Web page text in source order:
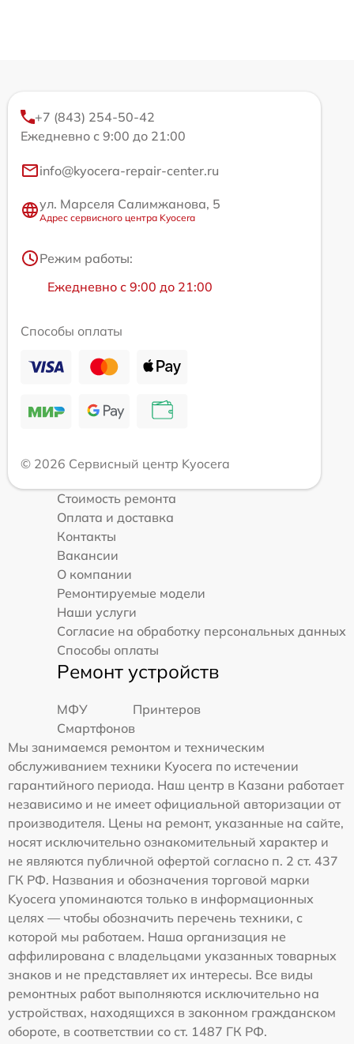
+7 (843) 254-50-42
Ежедневно с 9:00 до 21:00
info@kyocera-repair-center.ru
ул. Марселя Салимжанова, 5
Адрес сервисного центра Kyocera
Режим работы:
Ежедневно с 9:00 до 21:00
Способы оплаты
© 2026 Сервисный центр Kyocera
Стоимость ремонта
Оплата и доставка
Контакты
Вакансии
О компании
Ремонтируемые модели
Наши услуги
Согласие на обработку персональных данных
Способы оплаты
Ремонт устройств
МФУ
Принтеров
Смартфонов
Мы занимаемся ремонтом и техническим
обслуживанием техники Kyocera по истечении
гарантийного периода. Наш центр в Казани работает
независимо и не имеет официальной авторизации от
производителя. Цены на ремонт, указанные на сайте,
носят исключительно ознакомительный характер и
не являются публичной офертой согласно п. 2 ст. 437
ГК РФ. Названия и обозначения торговой марки
Kyocera упоминаются только в информационных
целях — чтобы обозначить перечень техники, с
которой мы работаем. Наша организация не
аффилирована с владельцами указанных товарных
знаков и не представляет их интересы. Все виды
ремонтных работ выполняются исключительно на
устройствах, находящихся в законном гражданском
обороте, в соответствии со ст. 1487 ГК РФ.